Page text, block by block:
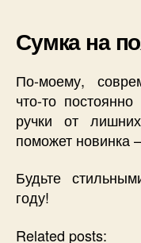
Сумка на
По-моему,
что-то
ручки от
поможет новинка
Будьте
году!
Related posts: